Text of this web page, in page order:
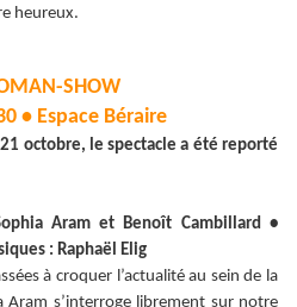
heureux.
SHOW
• Espace Béraire
octobre, le spectacle a été reporté
Aram et Benoît Cambillard •
: Raphaël Elig
à croquer l’actualité au sein de la
Aram s’interroge librement sur notre